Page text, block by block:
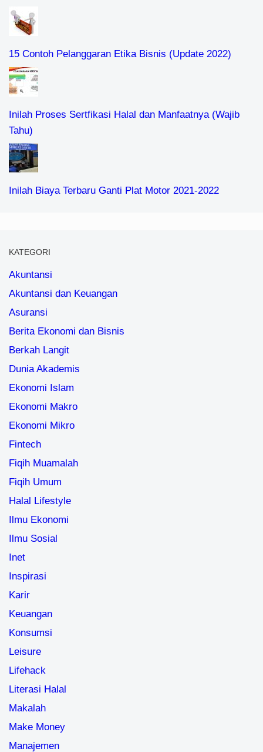
15 Contoh Pelanggaran Etika Bisnis (Update 2022)
Inilah Proses Sertfikasi Halal dan Manfaatnya (Wajib
Tahu)
Inilah Biaya Terbaru Ganti Plat Motor 2021-2022
KATEGORI
Akuntansi
Akuntansi dan Keuangan
Asuransi
Berita Ekonomi dan Bisnis
Berkah Langit
Dunia Akademis
Ekonomi Islam
Ekonomi Makro
Ekonomi Mikro
Fintech
Fiqih Muamalah
Fiqih Umum
Halal Lifestyle
Ilmu Ekonomi
Ilmu Sosial
Inet
Inspirasi
Karir
Keuangan
Konsumsi
Leisure
Lifehack
Literasi Halal
Makalah
Make Money
Manajemen